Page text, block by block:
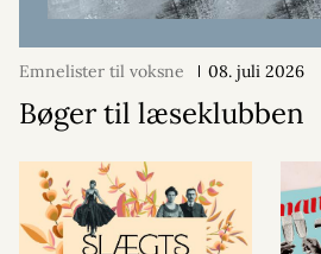
Emnelister til voksne 08. juli 2026
Bøger til læseklubben